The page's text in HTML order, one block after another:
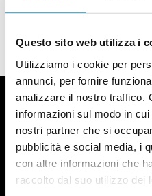
Questo sito web utilizza i
Utilizziamo i cookie per
annunci, per fornire
analizzare il nostro traffico.
informazioni sul modo in
nostri partner che si
pubblicità e social media, i
con altre informazioni che
raccolto dal suo utilizzo dei
Fact-
politica